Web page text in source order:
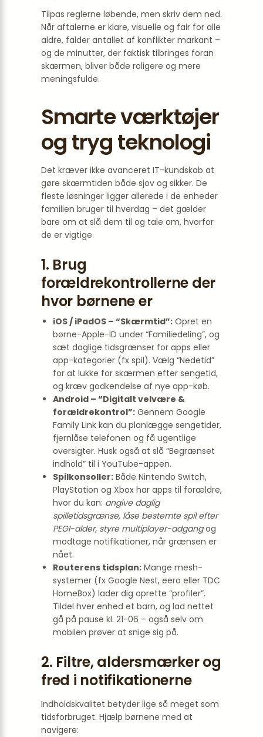
Tilpas reglerne løbende, men skriv dem ned.
Når aftalerne er klare, visuelle og fair for alle
aldre, falder antallet af konflikter markant –
og de minutter, der faktisk tilbringes foran
skærmen, bliver både roligere og mere
menings­fulde.
Smarte værktøjer
og tryg teknologi
Det kræver ikke avanceret IT-kundskab at
gøre skærmtiden både sjov og sikker. De
fleste løsninger ligger allerede i de enheder
familien bruger til hverdag – det gælder
bare om at slå dem til og tale om, hvorfor
de er vigtige.
1. Brug
forældrekontrollerne der
hvor børnene er
iOS / iPadOS – “Skærmtid”: Opret en
børne-Apple-ID under “Familiedeling”, og
sæt daglige tidsgrænser for apps eller
app-kategorier (fx spil). Vælg “Nedetid”
for at lukke for skærmen efter sengetid,
og kræv godkendelse af nye app-køb.
Android – “Digitalt velvære &
forældrekontrol”: Gennem Google
Family Link kan du planlægge sengetider,
fjernlåse telefonen og få ugentlige
oversigter. Husk også at slå “Begrænset
indhold” til i YouTube-appen.
Spilkonsoller: Både Nintendo Switch,
PlayStation og Xbox har apps til forældre,
hvor du kan: angive daglig
spilletidsgrænse, låse bestemte spil efter
PEGI-alder, styre multiplayer-adgangog
modtage notifikationer, når grænsen er
nået.
Routerens tidsplan: Mange mesh-
systemer (fx Google Nest, eero eller TDC
HomeBox) lader dig oprette “profiler”.
Tildel hver enhed et barn, og lad nettet
gå på pause kl. 21-06 – også selv om
mobilen prøver at snige sig på.
2. Filtre, aldersmærker og
fred i notifikationerne
Indholdskvalitet betyder lige så meget som
tidsforbruget. Hjælp børnene med at
navigere: